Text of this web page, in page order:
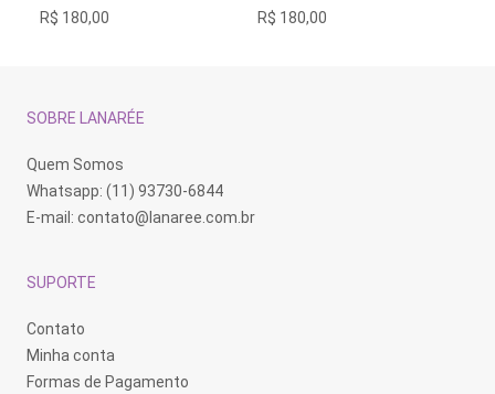
SOBRE LANARÉE
Quem Somos
Whatsapp: (11) 93730-6844
E-mail: contato@lanaree.com.br
SUPORTE
Contato
Minha conta
Formas de Pagamento